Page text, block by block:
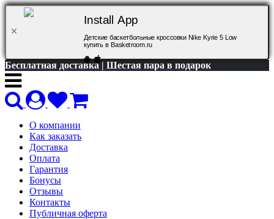
Install App
Детские баскетбольные кроссовки Nike Kyrie 5 Low
купить в Basketroom.ru
Бесплатная доставка | Шестая пара в подарок
О компании
Как заказать
Доставка
Оплата
Гарантия
Бонусы
Отзывы
Контакты
Публичная оферта